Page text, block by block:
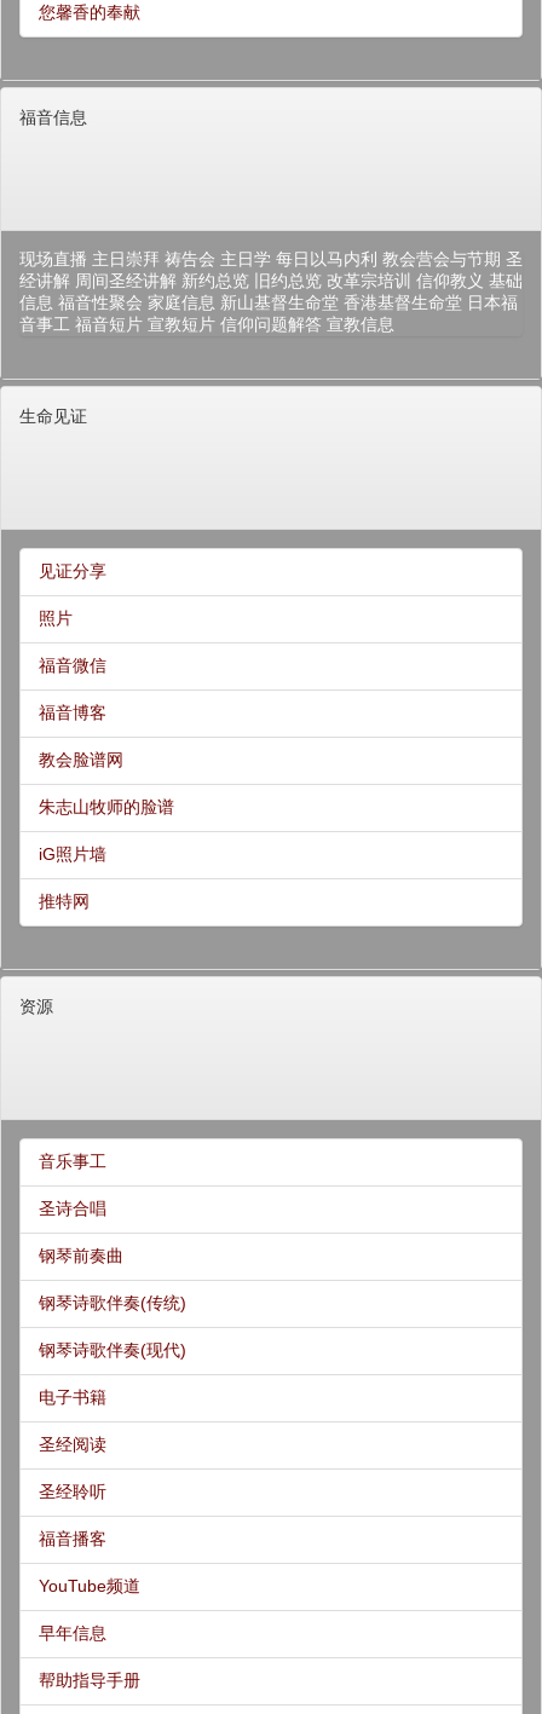
您馨香的奉献
福音信息
现场直播 主日崇拜 祷告会 主日学 每日以马内利 教会营会与节期 圣
经讲解 周间圣经讲解 新约总览 旧约总览 改革宗培训 信仰教义 基础
信息 福音性聚会 家庭信息 新山基督生命堂 香港基督生命堂 日本福
音事工 福音短片 宣教短片 信仰问题解答 宣教信息
生命见证
见证分享
照片
福音微信
福音博客
教会脸谱网
朱志山牧师的脸谱
iG照片墙
推特网
资源
音乐事工
圣诗合唱
钢琴前奏曲
钢琴诗歌伴奏(传统)
钢琴诗歌伴奏(现代)
电子书籍
圣经阅读
圣经聆听
福音播客
YouTube频道
早年信息
帮助指导手册